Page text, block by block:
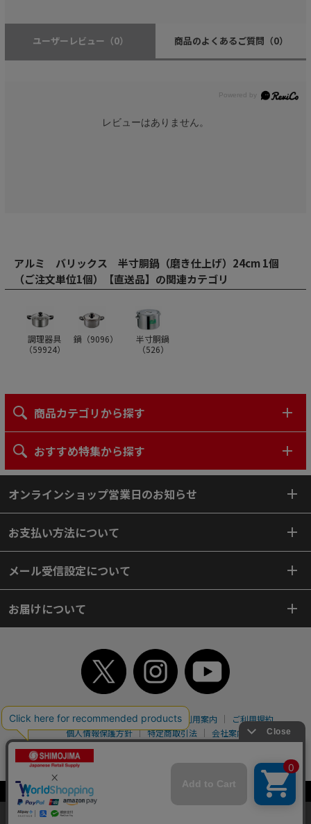
当サイトはクッキー（Cookie）を使用しています。Cookieの使用に同意いた
だける場合は「OK」をクリックしてください。
ユーザーレビュー （0） 商品のよくあるご質問 （0）
レビューはありません。
アルミ バリックス 半寸胴鍋（磨き仕上げ）24cm 1個
（ご注文単位1個）【直送品】の関連カテゴリ
調理器具
（59924）
鍋（9096）
半寸胴鍋
（526）
商品カテゴリから探す
おすすめ特集から探す
オンラインショップ営業日のお知らせ
お支払い方法について
メール受信設定について
お届けについて
TOP 初めてご利用のお客様へ ご利用案内
ご利用規約
個人情報保護方針
特定商取引法
会社案内
よくあるご質問
サイトマップ
WEBカタログ 英語版TOP
Copyright© 2018 SHIMOJIMA Co.,Ltd. All Rights Reserved.